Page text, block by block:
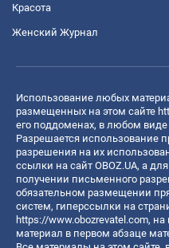
Красота
Женский Журнал
Использование любых
размещенных на этом сайте
его поддоменах, в любом виде
Разрешается использование
разрешения на их
ссылки на сайт OBOZ.UA, а
получении письменного
обязательном размещении
систем, гиперссылки на
https://www.obozrevatel.com, на
материал в первом абзаце